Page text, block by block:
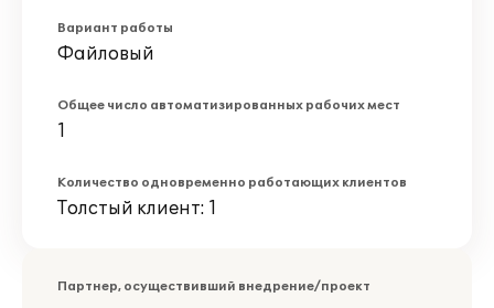
Вариант работы
Файловый
Общее число автоматизированных рабочих мест
1
Количество одновременно работающих клиентов
Толстый клиент: 1
Партнер, осуществивший внедрение/проект